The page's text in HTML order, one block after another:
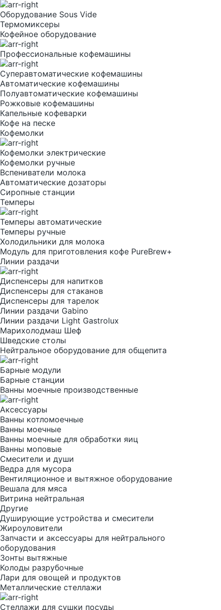
Оборудование Sous Vide
Термомиксеры
Кофейное оборудование
Профессиональные кофемашины
Суперавтоматические кофемашины
Автоматические кофемашины
Полуавтоматические кофемашины
Рожковые кофемашины
Капельные кофеварки
Кофе на песке
Кофемолки
Кофемолки электрические
Кофемолки ручные
Вспениватели молока
Автоматические дозаторы
Сиропные станции
Темперы
Темперы автоматические
Темперы ручные
Холодильники для молока
Модуль для приготовления кофе PureBrew+
Линии раздачи
Диспенсеры для напитков
Диспенсеры для стаканов
Диспенсеры для тарелок
Линии раздачи Gabino
Линии раздачи Light Gastrolux
Марихолодмаш Шеф
Шведские столы
Нейтральное оборудование для общепита
Барные модули
Барные станции
Ванны моечные производственные
Аксессуары
Ванны котломоечные
Ванны моечные
Ванны моечные для обработки яиц
Ванны моповые
Смесители и души
Ведра для мусора
Вентиляционное и вытяжное оборудование
Вешала для мяса
Витрина нейтральная
Другие
Душирующие устройства и смесители
Жироуловители
Запчасти и аксессуары для нейтрального
оборудования
Зонты вытяжные
Колоды разрубочные
Лари для овощей и продуктов
Металлические стеллажи
Стеллажи для сушки посуды